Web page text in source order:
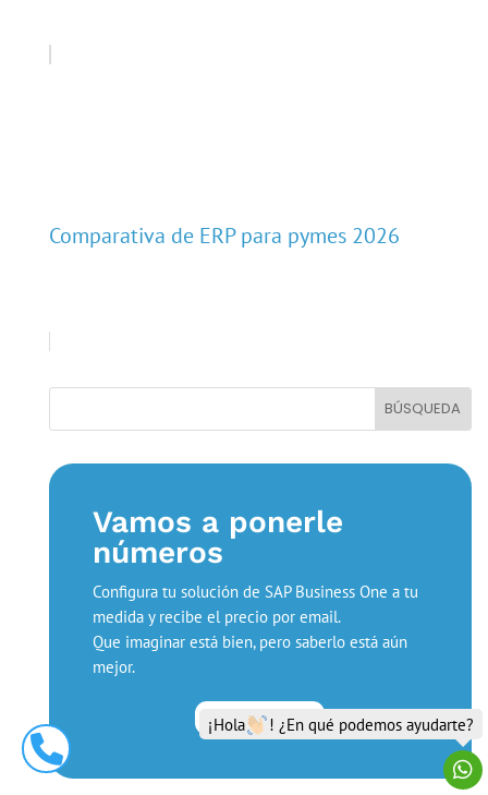
Comparativa de ERP para pymes 2026
Vamos a ponerle
números
Configura tu solución de SAP Business One a tu
medida y recibe el precio por email.
Que imaginar está bien, pero saberlo está aún
mejor.
Calcular precio
¡Hola ! ¿En qué podemos ayudarte?